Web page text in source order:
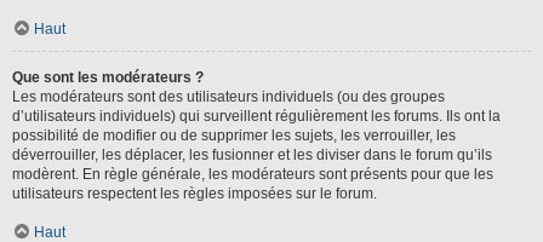
Haut
Que sont les modérateurs ?
Les modérateurs sont des utilisateurs individuels (ou des groupes
d’utilisateurs individuels) qui surveillent régulièrement les forums. Ils ont la
possibilité de modifier ou de supprimer les sujets, les verrouiller, les
déverrouiller, les déplacer, les fusionner et les diviser dans le forum qu’ils
modèrent. En règle générale, les modérateurs sont présents pour que les
utilisateurs respectent les règles imposées sur le forum.
Haut